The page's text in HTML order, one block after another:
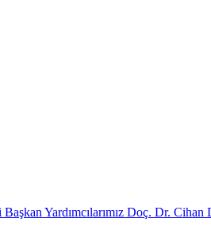
Yardımcılarımız Doç. Dr.